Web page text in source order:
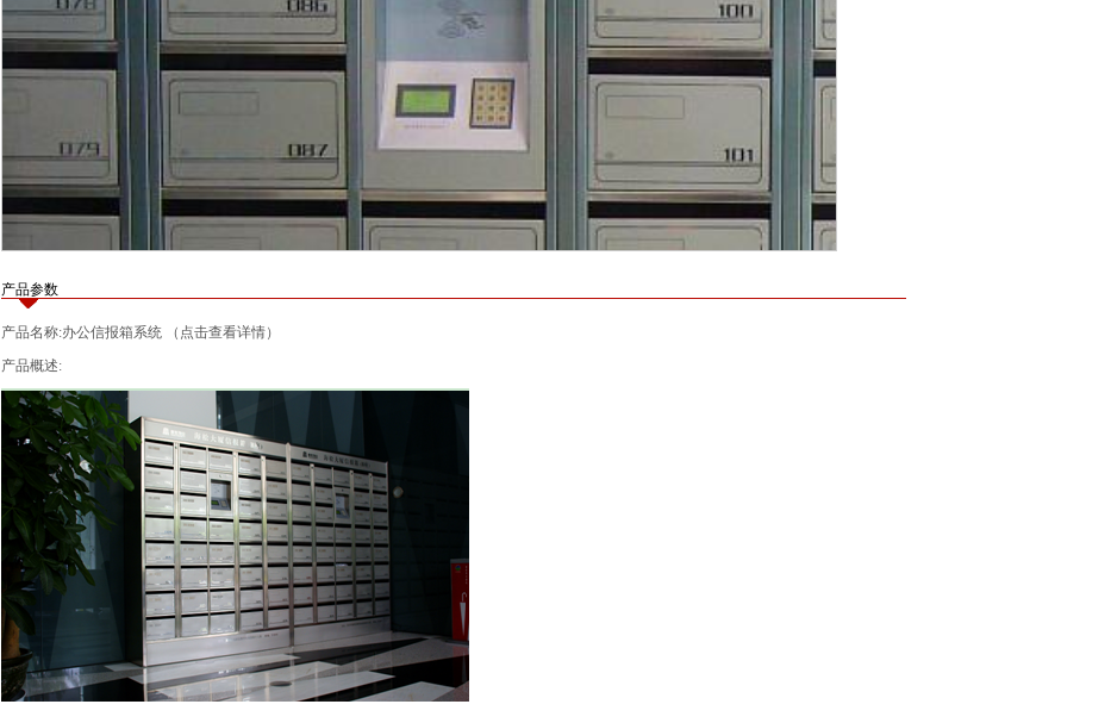
产品参数
产品名称:办公信报箱系统 （点击查看详情）
产品概述: